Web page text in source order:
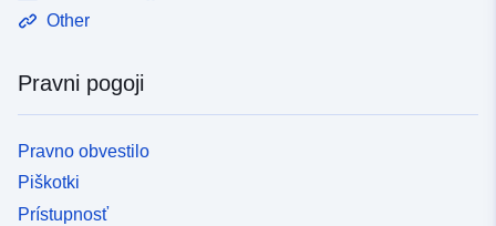
Other
Pravni pogoji
Pravno obvestilo
Piškotki
Prístupnosť